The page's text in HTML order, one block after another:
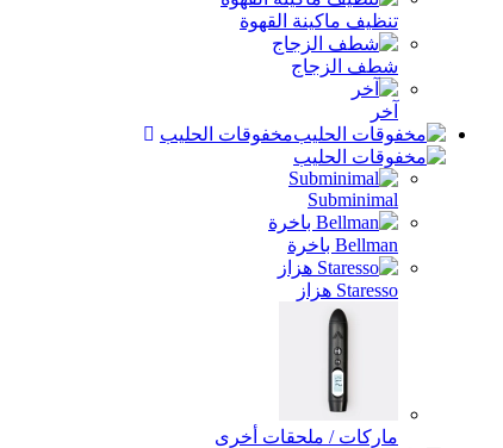
تنظيف ماكينة القهوة
شطف الزجاج
آخر
مخفوقات الحليب
Subminimal
Bellman باخرة
Staresso هزاز
ماركات / ملحقات أخرى